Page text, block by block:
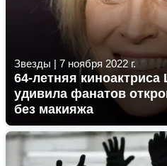
Звезды | 7 ноября 2022 г.
64-летняя
удивила фанатов
без макияжа